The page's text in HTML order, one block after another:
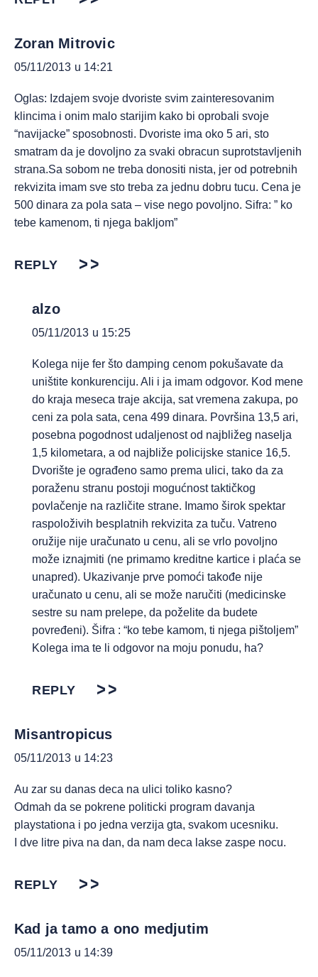
Zoran Mitrovic
05/11/2013 u 14:21
Oglas: Izdajem svoje dvoriste svim zainteresovanim
klincima i onim malo starijim kako bi oprobali svoje
“navijacke” sposobnosti. Dvoriste ima oko 5 ari, sto
smatram da je dovoljno za svaki obracun suprotstavljenih
strana.Sa sobom ne treba donositi nista, jer od potrebnih
rekvizita imam sve sto treba za jednu dobru tucu. Cena je
500 dinara za pola sata – vise nego povoljno. Sifra: ” ko
tebe kamenom, ti njega bakljom”
REPLY
alzo
05/11/2013 u 15:25
Kolega nije fer što damping cenom pokušavate da
uništite konkurenciju. Ali i ja imam odgovor. Kod mene
do kraja meseca traje akcija, sat vremena zakupa, po
ceni za pola sata, cena 499 dinara. Površina 13,5 ari,
posebna pogodnost udaljenost od najbližeg naselja
1,5 kilometara, a od najbliže policijske stanice 16,5.
Dvorište je ograđeno samo prema ulici, tako da za
poraženu stranu postoji mogućnost taktičkog
povlačenje na različite strane. Imamo širok spektar
raspoloživih besplatnih rekvizita za tuču. Vatreno
oružije nije uračunato u cenu, ali se vrlo povoljno
može iznajmiti (ne primamo kreditne kartice i plaća se
unapred). Ukazivanje prve pomoći takođe nije
uračunato u cenu, ali se može naručiti (medicinske
sestre su nam prelepe, da poželite da budete
povređeni). Šifra : “ko tebe kamom, ti njega pištoljem”
Kolega ima te li odgovor na moju ponudu, ha?
REPLY
Misantropicus
05/11/2013 u 14:23
Au zar su danas deca na ulici toliko kasno?
Odmah da se pokrene politicki program davanja
playstationa i po jedna verzija gta, svakom ucesniku.
I dve litre piva na dan, da nam deca lakse zaspe nocu.
REPLY
Kad ja tamo a ono medjutim
05/11/2013 u 14:39